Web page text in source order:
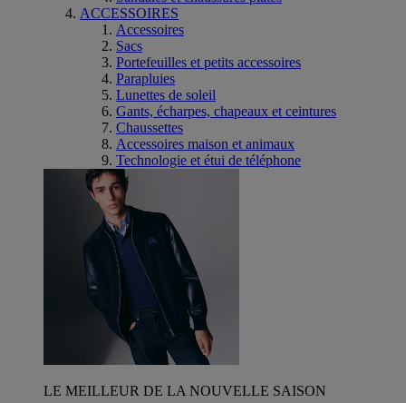
ACCESSOIRES
Accessoires
Sacs
Portefeuilles et petits accessoires
Parapluies
Lunettes de soleil
Gants, écharpes, chapeaux et ceintures
Chaussettes
Accessoires maison et animaux
Technologie et étui de téléphone
LE MEILLEUR DE LA NOUVELLE SAISON